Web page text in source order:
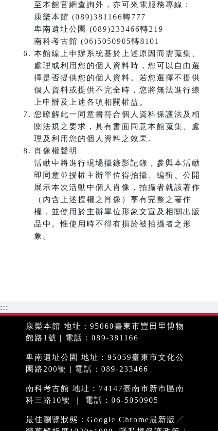
至本館官網查詢外，亦可來電服務專線：
康樂本館 (089)381166轉777
卑南遺址公園 (089)233466轉219
南科考古館 (06)5050905轉8101
本館線上申辦系統基於上述原因而需蒐集、
處理或利用您的個人資料時，您可以自由選
擇是否提供您的個人資料。若您選擇不提供
個人資料或提供不完全時，您將無法進行線
上申辦及上述各項相關權益。
您瞭解此一同意書符合個人資料保護法及相
關法規之要求，具有書面同意本館蒐集、處
理及利用您的個人資料之效果。
肖像權聲明
活動中將進行現場攝錄影記錄，參與本活動
即同意並授權主辦單位得拍攝、編輯、公開
展示本次活動中個人肖像，拍攝者就該著作
（內含上述授權之肖像）享有完整之著作
權，並使用於主辦單位形象文宣及相關出版
品中。惟使用時不得有損於被拍攝者之形
象。
:::
康樂本館 地址：95060臺東市豐田里博物
館路1號 | 電話：089-381166
卑南遺址公園 地址：95059臺東市文化公
園路200號 | 電話：089-233466
南科考古館 地址：74147臺南市新市區南
科三路10號 ｜ 電話：06-5050905
最佳瀏覽狀態：Google Chrome最新版╱